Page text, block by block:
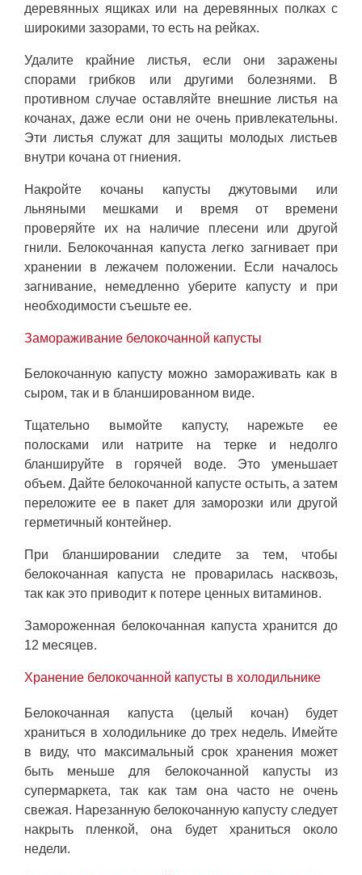
деревянных ящиках или на деревянных полках с
широкими зазорами, то есть на рейках.
Удалите крайние листья, если они заражены
спорами грибков или другими болезнями. В
противном случае оставляйте внешние листья на
кочанах, даже если они не очень привлекательны.
Эти листья служат для защиты молодых листьев
внутри кочана от гниения.
Накройте кочаны капусты джутовыми или
льняными мешками и время от времени
проверяйте их на наличие плесени или другой
гнили. Белокочанная капуста легко загнивает при
хранении в лежачем положении. Если началось
загнивание, немедленно уберите капусту и при
необходимости съешьте ее.
Замораживание белокочанной капусты
Белокочанную капусту можно замораживать как в
сыром, так и в бланшированном виде.
Тщательно вымойте капусту, нарежьте ее
полосками или натрите на терке и недолго
бланшируйте в горячей воде. Это уменьшает
объем. Дайте белокочанной капусте остыть, а затем
переложите ее в пакет для заморозки или другой
герметичный контейнер.
При бланшировании следите за тем, чтобы
белокочанная капуста не проварилась насквозь,
так как это приводит к потере ценных витаминов.
Замороженная белокочанная капуста хранится до
12 месяцев.
Хранение белокочанной капусты в холодильнике
Белокочанная капуста (целый кочан) будет
храниться в холодильнике до трех недель. Имейте
в виду, что максимальный срок хранения может
быть меньше для белокочанной капусты из
супермаркета, так как там она часто не очень
свежая. Нарезанную белокочанную капусту следует
накрыть пленкой, она будет храниться около
недели.